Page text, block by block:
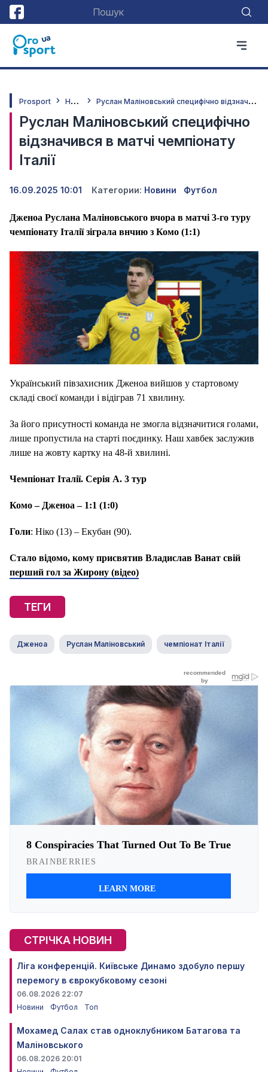
Prosport Н
овини Р
услан Маліновський специфічно відзначився в матчі чемпіонату Італії
Руслан Маліновський специфічно
відзначився в матчі чемпіонату
Італії
16.09.2025 10:01 Категории: Новини Футбол
Дженоа Руслана Маліновського вчора в матчі 3-го туру
чемпіонату Італії зіграла внчию з Комо (1:1)
Український півзахисник Дженоа вийшов у стартовому
складі своєї команди і відіграв 71 хвилину.
За його присутності команда не змогла відзначитися голами,
лише пропустила на старті поєдинку. Наш хавбек заслужив
лише на жовту картку на 48-й хвилині.
Чемпіонат Італії. Серія А. 3 тур
Комо – Дженоа – 1:1 (1:0)
Голи: Нiко (13) – Екубан (90).
Стало відомо, кому присвятив Владислав Ванат свій
перший гол за Жирону (відео)
ТЕГИ
Дженоа Руслан Маліновський чемпіонат Італії
СТРІЧКА НОВИН
Ліга конференцій. Київське Динамо здобуло першу
перемогу в єврокубковому сезоні
06.08.2026 22:07
Новини
Футбол Топ
Мохамед Салах став одноклубником Батагова та
Маліновського
06.08.2026 20:01